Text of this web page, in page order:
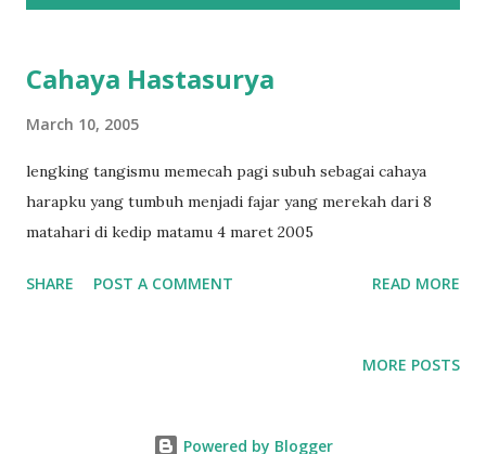
Cahaya Hastasurya
March 10, 2005
lengking tangismu memecah pagi subuh sebagai cahaya
harapku yang tumbuh menjadi fajar yang merekah dari 8
matahari di kedip matamu 4 maret 2005
SHARE POST A COMMENT READ MORE
MORE POSTS
Powered by Blogger